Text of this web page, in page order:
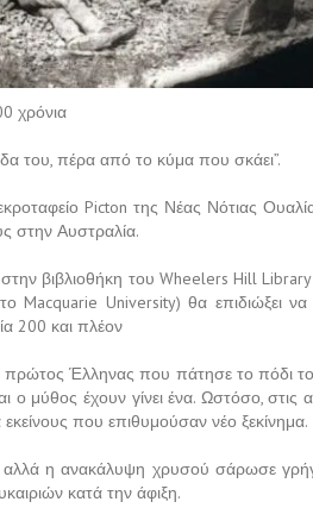
χρόνια
του, πέρα από το κύμα που σκάει”.
Picton της Νέας Νότιας
στην Αυστραλία.
στην βιβλιοθήκη του Wheelers Hill
University) θα επιδιώξει να
200 και πλέον
πρώτος Έλληνας που πάτησε το πόδι
μύθος έχουν γίνει ένα. Ωστόσο, στις
που επιθυμούσαν νέο ξεκίνημα.
αλλά η ανακάλυψη χρυσού σάρωσε
κατά την άφιξη.